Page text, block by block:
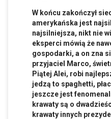
W końcu zakończył
amerykańska jest
najsilniejsza, nikt nie
eksperci mówią że
gospodarki, a on zna
przyjaciel Marco,
Piątej Alei, robi
jedzą to spaghetti,
jeszcze jest
krawaty są o
krawaty innych